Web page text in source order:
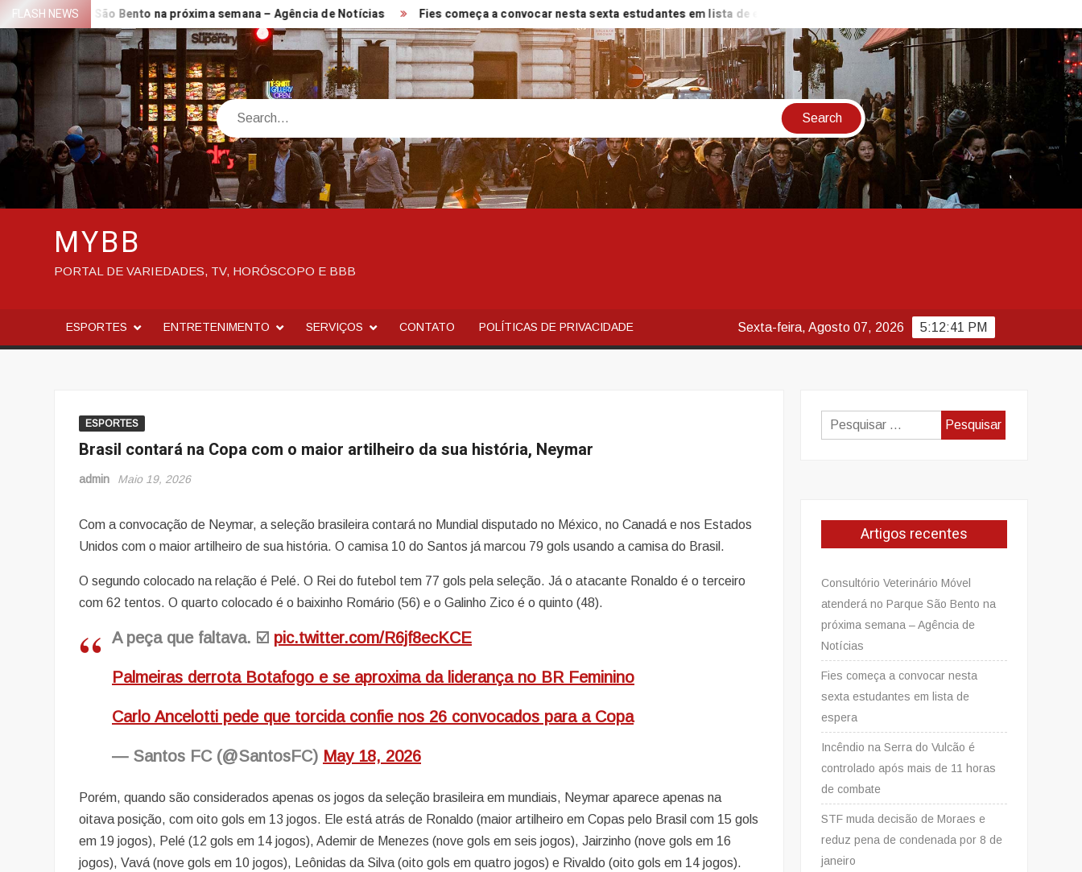
Skip
to
content
FLASH NEWS
Parque São Bento na próxima semana – Agência de Notícias Fies começa a convocar nesta sexta estudantes em lista de espera
Search
MYBB
PORTAL DE VARIEDADES, TV, HORÓSCOPO E BBB
ESPORTES ENTRETENIMENTO SERVIÇOS CONTATO POLÍTICAS DE PRIVACIDADE 5:12:42 PM
Sexta-feira, Agosto 07, 2026
ESPORTES
Brasil contará na Copa com o maior artilheiro da sua história, Neymar
admin Maio 19, 2026
Com a convocação de Neymar, a seleção brasileira contará no Mundial disputado no México, no Canadá e nos Estados
Unidos com o maior artilheiro de sua história. O camisa 10 do Santos já marcou 79 gols usando a camisa do Brasil.
O segundo colocado na relação é Pelé. O Rei do futebol tem 77 gols pela seleção. Já o atacante Ronaldo é o terceiro
com 62 tentos. O quarto colocado é o baixinho Romário (56) e o Galinho Zico é o quinto (48).
A peça que faltava. ☑️ pic.twitter.com/R6jf8ecKCE
Palmeiras derrota Botafogo e se aproxima da liderança no BR Feminino
Carlo Ancelotti pede que torcida confie nos 26 convocados para a Copa
— Santos FC (@SantosFC) May 18, 2026
Porém, quando são considerados apenas os jogos da seleção brasileira em mundiais, Neymar aparece apenas na
oitava posição, com oito gols em 13 jogos. Ele está atrás de Ronaldo (maior artilheiro em Copas pelo Brasil com 15 gols
em 19 jogos), Pelé (12 gols em 14 jogos), Ademir de Menezes (nove gols em seis jogos), Jairzinho (nove gols em 16
jogos), Vavá (nove gols em 10 jogos), Leônidas da Silva (oito gols em quatro jogos) e Rivaldo (oito gols em 14 jogos).
Pesquisar
por:
Artigos recentes
Consultório Veterinário Móvel
atenderá no Parque São Bento na
próxima semana – Agência de
Notícias
Fies começa a convocar nesta
sexta estudantes em lista de
espera
Incêndio na Serra do Vulcão é
controlado após mais de 11 horas
de combate
STF muda decisão de Moraes e
reduz pena de condenada por 8 de
janeiro